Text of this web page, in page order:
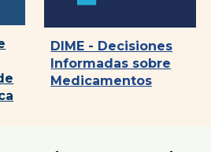
DIME - Decisiones
Informadas sobre
Medicamentos